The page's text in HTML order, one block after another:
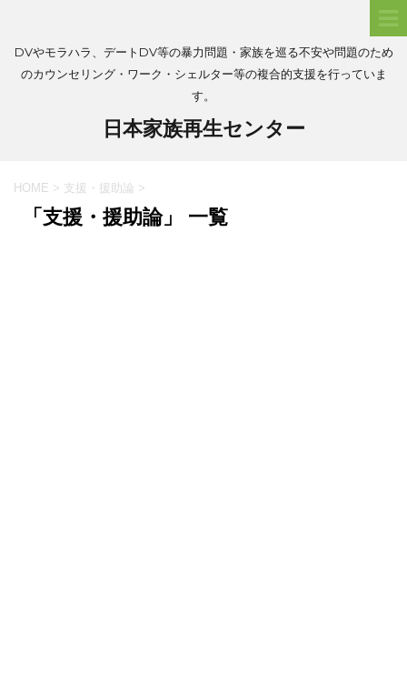
DVやモラハラ、デートDV等の暴力問題・家族を巡る不安や問題のため
のカウンセリング・ワーク・シェルター等の複合的支援を行っていま
す。
日本家族再生センター
HOME > 支援・援助論 >
「支援・援助論」 一覧